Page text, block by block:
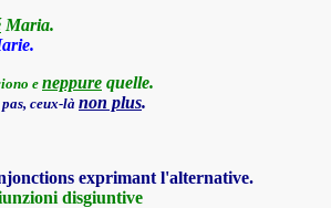
Maria.
e neppure quelle.
ceux-là non plus.
exprimant l'alternative.
disgiuntive